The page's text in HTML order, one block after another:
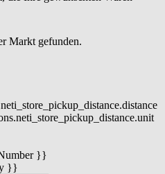
Markt gefunden.
}}
}}